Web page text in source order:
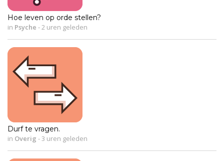
Hoe leven op orde stellen?
in Psyche -2 uren geleden
Durf te vragen.
in Overig -3 uren geleden